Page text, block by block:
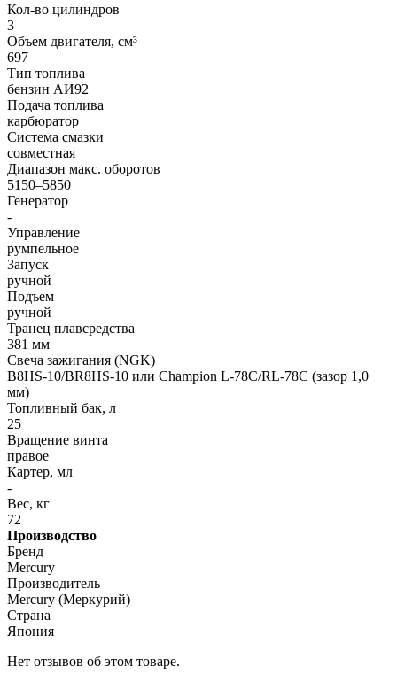
Кол-во цилиндров
3
Объем двигателя, см³
697
Тип топлива
бензин АИ92
Подача топлива
карбюратор
Система смазки
совместная
Диапазон макс. оборотов
5150–5850
Генератор
-
Управление
румпельное
Запуск
ручной
Подъем
ручной
Транец плавсредства
381 мм
Свеча зажигания (NGK)
B8HS-10/BR8HS-10 или Champion L-78C/RL-78C (зазор 1,0
мм)
Топливный бак, л
25
Вращение винта
правое
Картер, мл
-
Вес, кг
72
Производство
Бренд
Mercury
Производитель
Mercury (Меркурий)
Страна
Япония
Нет отзывов об этом товаре.